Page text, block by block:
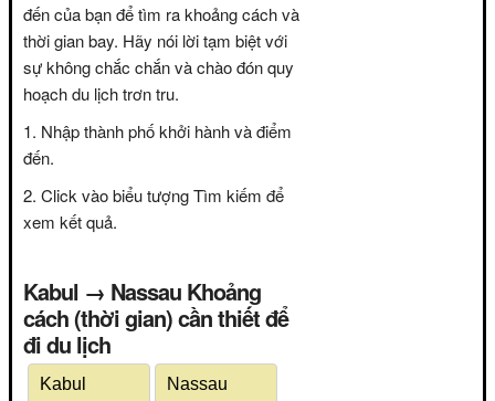
đến của bạn để tìm ra khoảng cách và
thời gian bay. Hãy nói lời tạm biệt với
sự không chắc chắn và chào đón quy
hoạch du lịch trơn tru.
Nhập thành phố khởi hành và điểm
đến.
Click vào biểu tượng Tìm kiếm để
xem kết quả.
Kabul → Nassau Khoảng
cách (thời gian) cần thiết để
đi du lịch